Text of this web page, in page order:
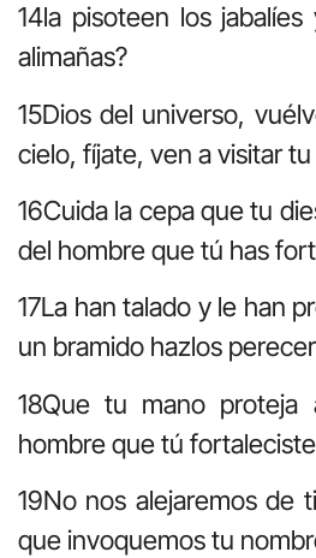
14la pisoteen los
alimañas?
15Dios del universo,
cielo, fíjate, ven a visitar tu
16Cuida la cepa que tu
del hombre que tú has
17La han talado y le han
un bramido hazlos
18Que tu mano
hombre que tú
19No nos alejaremos de
que invoquemos tu